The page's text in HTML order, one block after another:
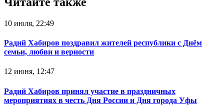
10 июля, 22:49
Радий Хабиров поздравил жителей республики с Днём
семьи, любви и верности
12 июня, 12:47
Радий Хабиров принял участие в праздничных
мероприятиях в честь Дня России и Дня города Уфы